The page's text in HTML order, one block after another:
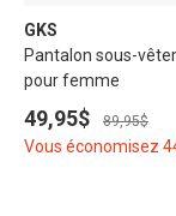
GKS
Pantalon sous-
pour femme
49,95$ 89,95$
Vous économisez